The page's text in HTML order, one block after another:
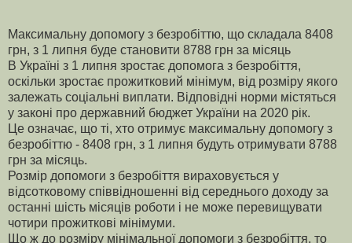
Максимальну допомогу з безробіттю, що складала 8408
грн, з 1 липня буде становити 8788 грн за місяць
В Україні з 1 липня зростає допомога з безробіття,
оскільки зростає прожитковий мінімум, від розміру якого
залежать соціальні виплати. Відповідні норми містяться
у законі про державний бюджет України на 2020 рік.
Це означає, що ті, хто отримує максимальну допомогу з
безробіттю - 8408 грн, з 1 липня будуть отримувати 8788
грн за місяць.
Розмір допомоги з безробіття вираховується у
відсотковому співвідношенні від середнього доходу за
останні шість місяців роботи і не може перевищувати
чотири прожиткові мінімуми.
Що ж до розміру мінімальної допомоги з безробіття, то